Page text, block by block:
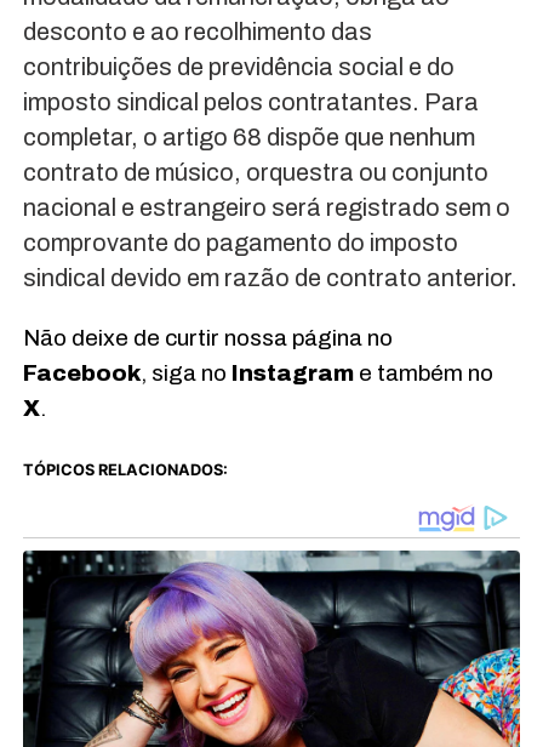
desconto e ao recolhimento das
contribuições de previdência social e do
imposto sindical pelos contratantes. Para
completar, o artigo 68 dispõe que nenhum
contrato de músico, orquestra ou conjunto
nacional e estrangeiro será registrado sem o
comprovante do pagamento do imposto
sindical devido em razão de contrato anterior.
Não deixe de curtir nossa página no
Facebook, siga no Instagrame também no
X.
TÓPICOS RELACIONADOS: